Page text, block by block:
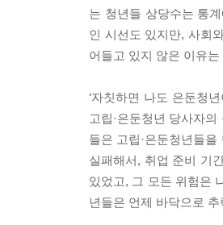
는 청년들 상당수는 통
인 시선도 있지만, 사회
어들고 있지 않은 이유
‘자칫하면 나도 은둔청
고립·은둔청년 당사자
들은 고립·은둔청년들
실패해서, 취업 준비 기
있었고, 그 모든 위험은
년들은 언제 바닥으로